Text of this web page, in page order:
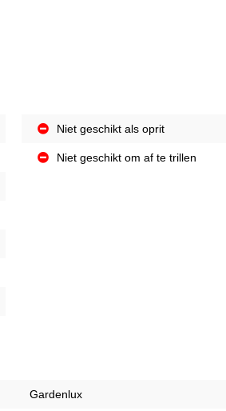
Niet geschikt als oprit
Niet geschikt om af te trillen
Gardenlux